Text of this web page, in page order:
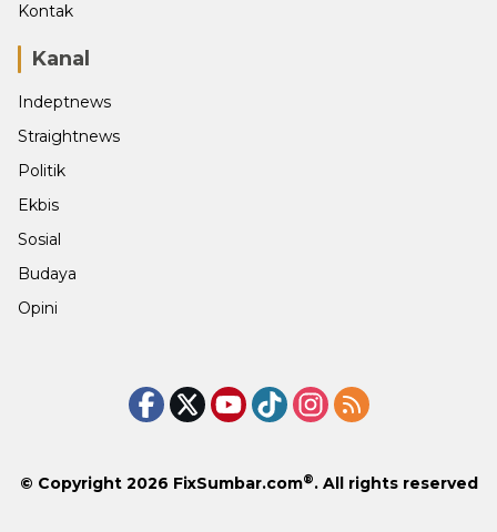
Kontak
Kanal
Indeptnews
Straightnews
Politik
Ekbis
Sosial
Budaya
Opini
© Copyright 2026 FixSumbar.com®. All rights reserved